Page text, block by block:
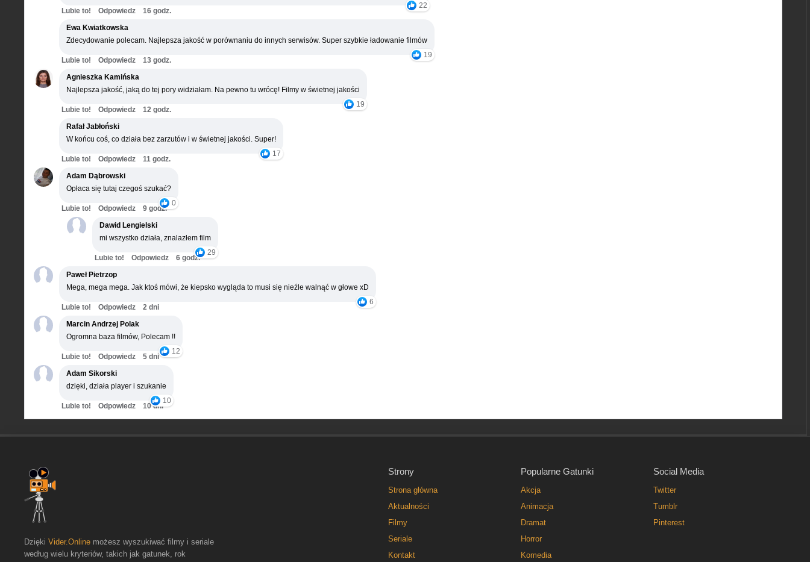
22
Lubie to! Odpowiedz
16 godz.
Ewa Kwiatkowska
Zdecydowanie polecam. Najlepsza jakość w porównaniu do innych serwisów. Super szybkie ładowanie filmów
19
Lubie to! Odpowiedz
13 godz.
Agnieszka Kamińska
Najlepsza jakość, jaką do tej pory widziałam. Na pewno tu wrócę! Filmy w świetnej jakości
19
Lubie to! Odpowiedz
12 godz.
Rafał Jabłoński
W końcu coś, co działa bez zarzutów i w świetnej jakości. Super!
17
Lubie to! Odpowiedz
11 godz.
Adam Dąbrowski
Opłaca się tutaj czegoś szukać?
0
Lubie to! Odpowiedz
9 godz.
Dawid Lengielski
mi wszystko działa, znalazłem film
29
Lubie to! Odpowiedz
6 godz.
Paweł Pietrzop
Mega, mega mega. Jak ktoś mówi, że kiepsko wygląda to musi się nieźle walnąć w głowe xD
6
Lubie to! Odpowiedz
2 dni
Marcin Andrzej Polak
Ogromna baza filmów, Polecam !!
12
Lubie to! Odpowiedz
5 dni
Adam Sikorski
dzięki, działa player i szukanie
10
Lubie to! Odpowiedz 10 dni
Strony
Strona główna
Aktualności
Filmy
Seriale
Kontakt
Popularne Gatunki
Akcja
Animacja
Dramat
Horror
Komedia
Social Media
Twitter
Tumblr
Pinterest
Dzięki Vider.Online możesz wyszukiwać filmy i seriale
według wielu kryteriów, takich jak gatunek, rok